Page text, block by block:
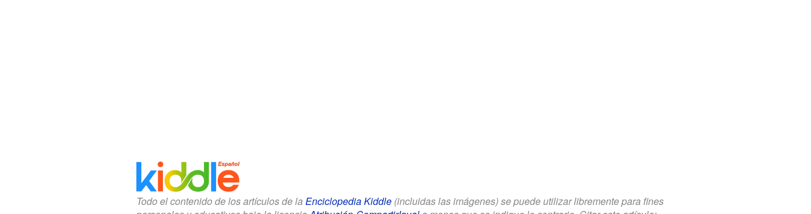
Todo el contenido de los artículos de la Enciclopedia Kiddle(incluidas las imágenes) se puede utilizar libremente para fines